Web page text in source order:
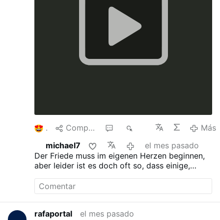
1 Compartir
Más
michael7
el mes pasado
Der Friede muss im eigenen Herzen beginnen,
aber leider ist es doch oft so, dass einige,
Volk dazu gezwungen wird.
rafaportal
el mes pasado